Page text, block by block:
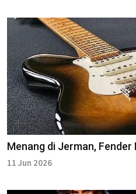
Menang di Jerman,
11 Jun 2026